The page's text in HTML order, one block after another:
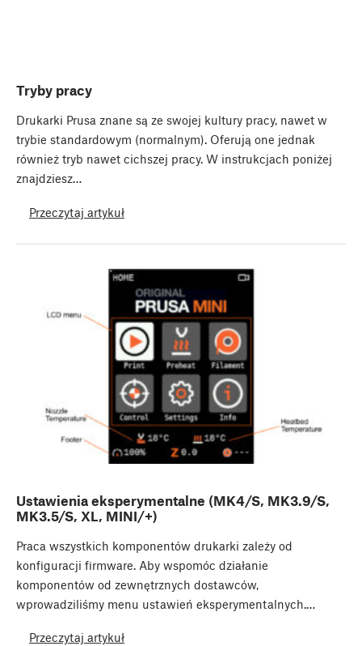
Tryby pracy
Drukarki Prusa znane są ze swojej kultury pracy, nawet w
trybie standardowym (normalnym). Oferują one jednak
również tryb nawet cichszej pracy. W instrukcjach poniżej
znajdziesz…
Przeczytaj artykuł
Ustawienia eksperymentalne (MK4/S, MK3.9/S,
MK3.5/S, XL, MINI/+)
Praca wszystkich komponentów drukarki zależy od
konfiguracji firmware. Aby wspomóc działanie
komponentów od zewnętrznych dostawców,
wprowadziliśmy menu ustawień eksperymentalnych.…
Przeczytaj artykuł